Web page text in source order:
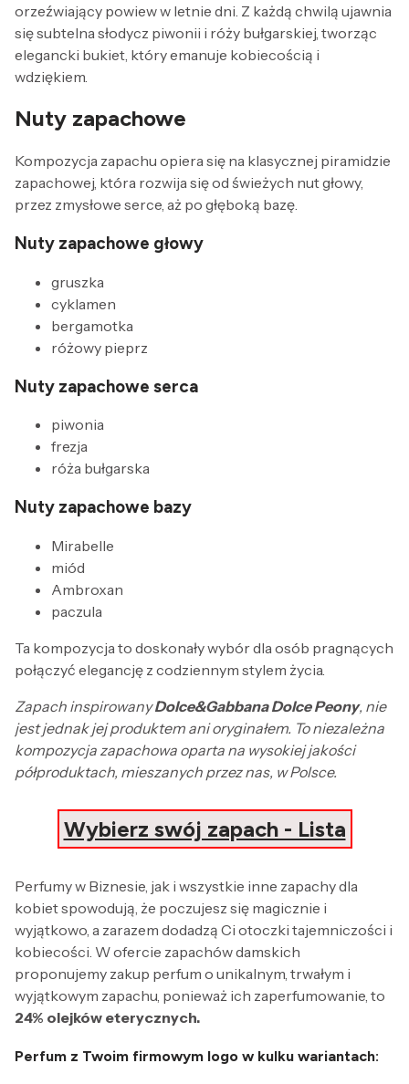
orzeźwiający powiew w letnie dni. Z każdą chwilą ujawnia
się subtelna słodycz piwonii i róży bułgarskiej, tworząc
elegancki bukiet, który emanuje kobiecością i
wdziękiem.
Nuty zapachowe
Kompozycja zapachu opiera się na klasycznej piramidzie
zapachowej, która rozwija się od świeżych nut głowy,
przez zmysłowe serce, aż po głęboką bazę.
Nuty zapachowe głowy
gruszka
cyklamen
bergamotka
różowy pieprz
Nuty zapachowe serca
piwonia
frezja
róża bułgarska
Nuty zapachowe bazy
Mirabelle
miód
Ambroxan
paczula
Ta kompozycja to doskonały wybór dla osób pragnących
połączyć elegancję z codziennym stylem życia.
Zapach inspirowanyDolce&Gabbana Dolce Peony, nie
jest jednak jej produktem ani oryginałem. To niezależna
kompozycja zapachowa oparta na wysokiej jakości
półproduktach, mieszanych przez nas, w Polsce.
Wybierz swój zapach - Lista
Perfumy w Biznesie, jak i wszystkie inne zapachy dla
kobiet spowodują, że poczujesz się magicznie i
wyjątkowo, a zarazem dodadzą Ci otoczki tajemniczości i
kobiecości. W ofercie zapachów damskich
proponujemy zakup perfum o unikalnym, trwałym i
wyjątkowym zapachu, ponieważ ich zaperfumowanie, to
24% olejków eterycznych.
Perfum z Twoim firmowym logo w kulku wariantach: